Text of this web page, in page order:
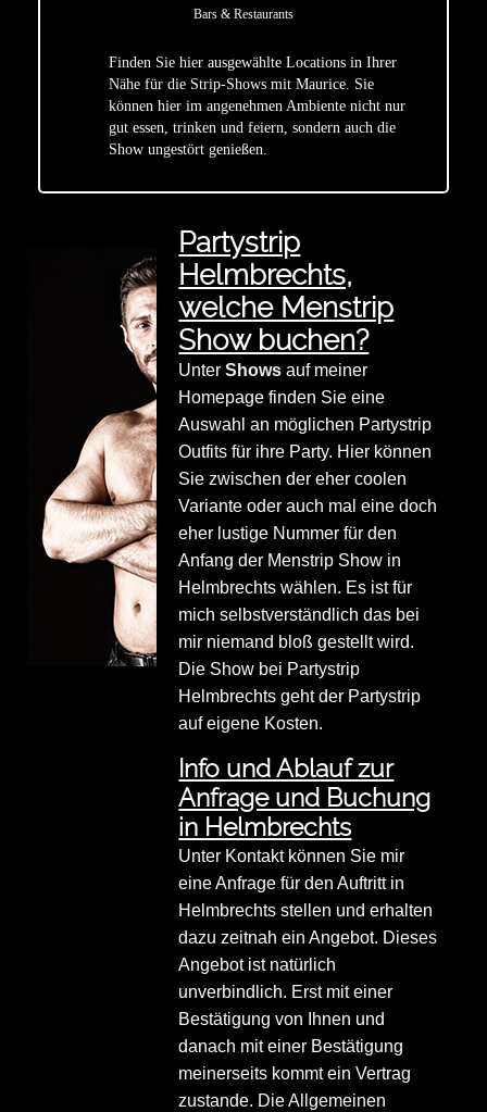
Bars & Restaurants
Finden Sie hier ausgewählte Locations in Ihrer
Nähe für die Strip-Shows mit Maurice. Sie
können hier im angenehmen Ambiente nicht nur
gut essen, trinken und feiern, sondern auch die
Show ungestört genießen.
Partystrip
Helmbrechts,
welche Menstrip
Show buchen?
UnterShows auf meiner
Homepage finden Sie eine
Auswahl an möglichen Partystrip
Outfits für ihre Party. Hier können
Sie zwischen der eher coolen
Variante oder auch mal eine doch
eher lustige Nummer für den
Anfang der Menstrip Show in
Helmbrechts wählen. Es ist für
mich selbstverständlich das bei
mir niemand bloß gestellt wird.
Die Show bei Partystrip
Helmbrechts geht der Partystrip
auf eigene Kosten.
Info und Ablauf zur
Anfrage und Buchung
in Helmbrechts
Unter Kontakt können Sie mir
eine Anfrage für den Auftritt in
Helmbrechts stellen und erhalten
dazu zeitnah ein Angebot. Dieses
Angebot ist natürlich
unverbindlich. Erst mit einer
Bestätigung von Ihnen und
danach mit einer Bestätigung
meinerseits kommt ein Vertrag
zustande. Die Allgemeinen